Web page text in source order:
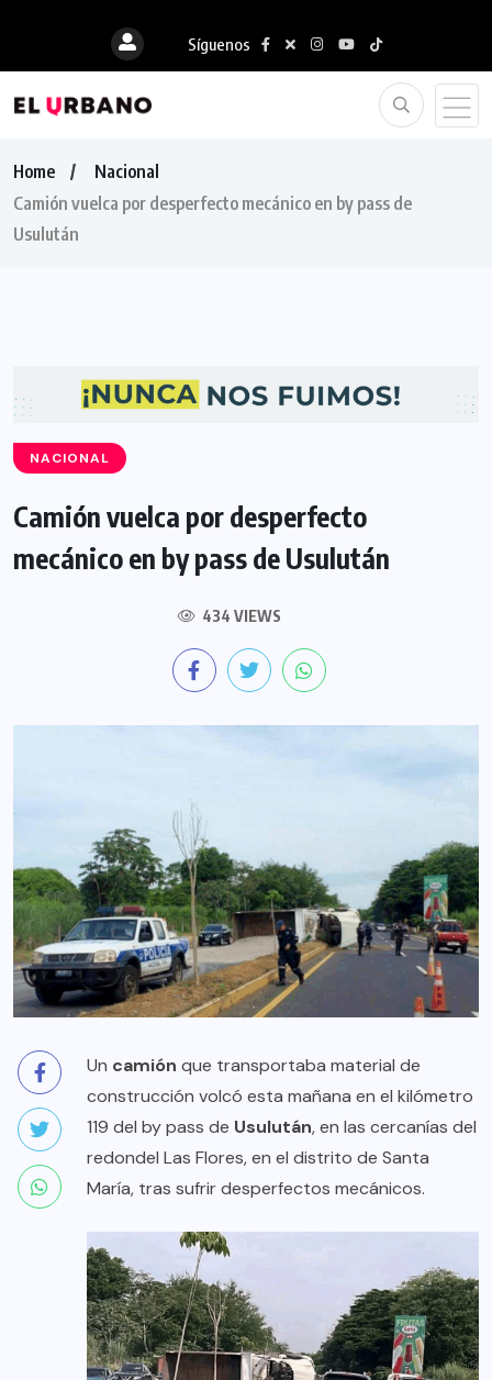
Síguenos
Home
Nacional
Camión vuelca por desperfecto mecánico en by pass de
Usulután
NACIONAL
Camión vuelca por desperfecto
mecánico en by pass de Usulután
434 VIEWS
Un camión que transportaba material de
construcción volcó esta mañana en el kilómetro
119 del by pass de Usulután, en las cercanías del
redondel Las Flores, en el distrito de Santa
María, tras sufrir desperfectos mecánicos.